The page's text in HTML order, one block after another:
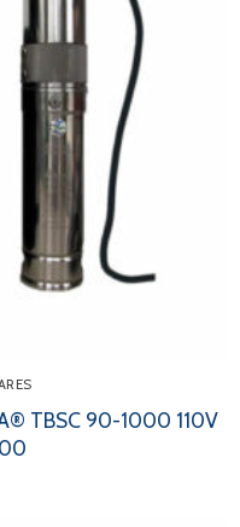
TBSC 90-1000 110V